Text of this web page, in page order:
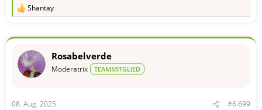
R
k
o
:
Shantay
Rosabelverde
Moderatrix TEAMMITGLIED
08. Aug. 2025 #6.699